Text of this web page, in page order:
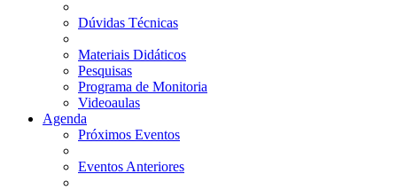
Dúvidas Técnicas
Materiais Didáticos
Pesquisas
Programa de Monitoria
Videoaulas
Agenda
Próximos Eventos
Eventos Anteriores